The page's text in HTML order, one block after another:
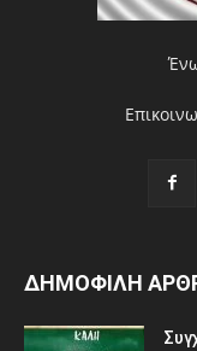
ΔΗΜΟΦΙΛΗ